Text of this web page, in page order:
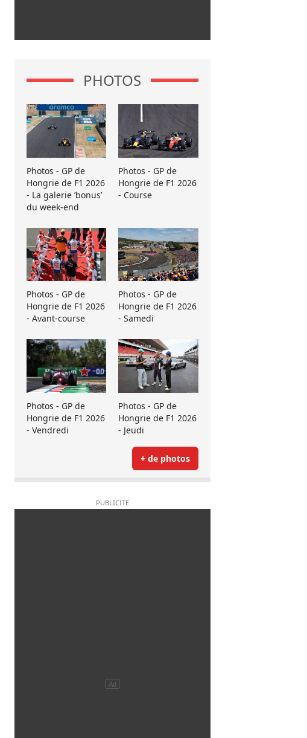
PHOTOS
Photos - GP de
Hongrie de F1 2026
- La galerie ’bonus’
du week-end
Photos - GP de
Hongrie de F1 2026
- Course
Photos - GP de
Hongrie de F1 2026
- Avant-course
Photos - GP de
Hongrie de F1 2026
- Samedi
Photos - GP de
Hongrie de F1 2026
- Vendredi
Photos - GP de
Hongrie de F1 2026
- Jeudi
+ de photos